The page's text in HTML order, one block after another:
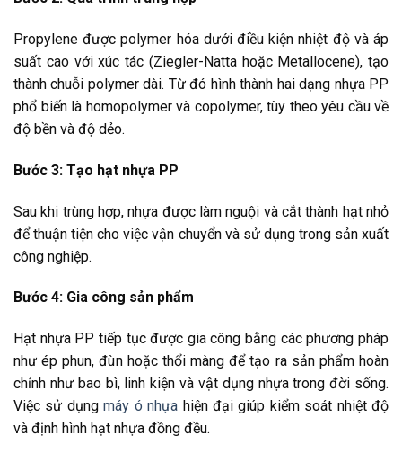
Propylene được polymer hóa dưới điều kiện nhiệt độ và áp
suất cao với xúc tác (Ziegler-Natta hoặc Metallocene), tạo
thành chuỗi polymer dài. Từ đó hình thành hai dạng nhựa PP
phổ biến là homopolymer và copolymer, tùy theo yêu cầu về
độ bền và độ dẻo.
Bước 3: Tạo hạt nhựa PP
Sau khi trùng hợp, nhựa được làm nguội và cắt thành hạt nhỏ
để thuận tiện cho việc vận chuyển và sử dụng trong sản xuất
công nghiệp.
Bước 4: Gia công sản phẩm
Hạt nhựa PP tiếp tục được gia công bằng các phương pháp
như ép phun, đùn hoặc thổi màng để tạo ra sản phẩm hoàn
chỉnh như bao bì, linh kiện và vật dụng nhựa trong đời sống.
Việc sử dụngmáy ó nhựa hiện đại giúp kiểm soát nhiệt độ
và định hình hạt nhựa đồng đều.